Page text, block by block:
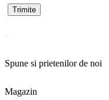
Spune si prietenilor de noi
Magazin